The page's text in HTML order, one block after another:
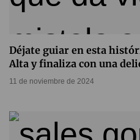
Déjate guiar en esta
Alta y finaliza con una
11 de noviembre de 2024